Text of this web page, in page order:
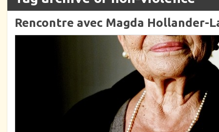
Rencontre avec Magda Hollander-